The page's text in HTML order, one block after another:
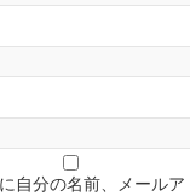
自分の名前、メールア